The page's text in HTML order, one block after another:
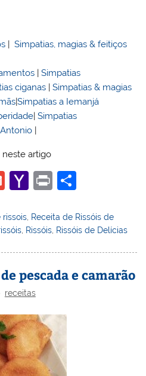
|Simpatias, magias & feitiços
|Simpatias
ciganas |Simpatias & magias
|Simpatias a Iemanjá
|Simpatias
artigo
G
ai
l
Y
h
o
o
M
ai
l
Pr
t
ar
e
rissois Receita de Rissóis de
Rissóis Rissóis de Delícias
pescada e camarão
receitas